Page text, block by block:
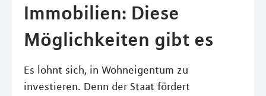
Immobilien: Diese
Möglichkeiten gibt es
Es lohnt sich, in Wohneigentum zu
investieren. Denn der Staat fördert